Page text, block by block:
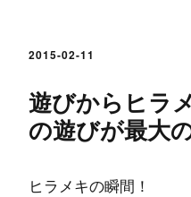
2015-02-11
遊びからヒラ
の遊びが最大
ヒラメキの瞬間！